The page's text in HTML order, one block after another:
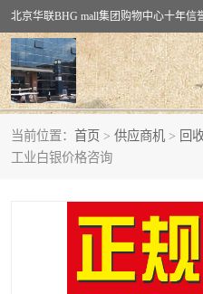
当前位置： 首页 > 供应商机 > 回
工业白银价格咨询
回收黄金
回收钯金
回收翡翠玉石